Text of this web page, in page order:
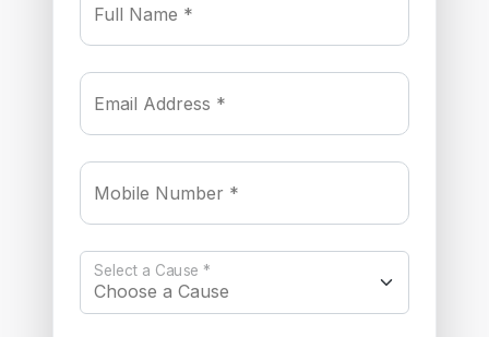
Full Name *
Email Address *
Mobile Number *
Select a Cause *